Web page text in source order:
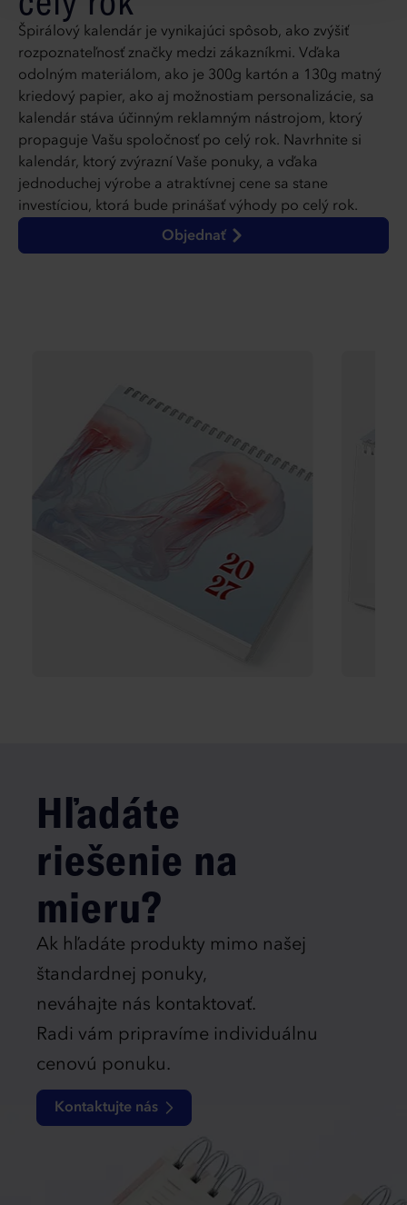
Špirálový kalendár je vynikajúci spôsob, ako zvýšiť
rozpoznateľnosť značky medzi zákazníkmi. Vďaka
odolným materiálom, ako je 300g kartón a 130g matný
kriedový papier, ako aj možnostiam personalizácie, sa
kalendár stáva účinným reklamným nástrojom, ktorý
propaguje Vašu spoločnosť po celý rok. Navrhnite si
kalendár, ktorý zvýrazní Vaše ponuky, a vďaka
jednoduchej výrobe a atraktívnej cene sa stane
investíciou, ktorá bude prinášať výhody po celý rok.
Objednať
Hľadáte
riešenie na
mieru?
Ak hľadáte produkty mimo našej
štandardnej ponuky,
neváhajte nás kontaktovať.
Radi vám pripravíme individuálnu
cenovú ponuku.
Kontaktujte nás